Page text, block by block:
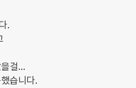
.
걸...
습니다.